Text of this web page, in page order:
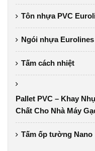
Tôn nhựa PVC
Ngói nhựa Eurolines
Tấm cách nhiệt
Pallet PVC – Khay
Chất Cho Nhà Máy
Tấm ốp tường Nano